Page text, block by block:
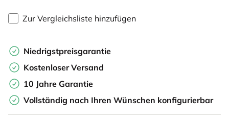
Zur Vergleichsliste hinzufügen
Niedrigstpreisgarantie
Kostenloser Versand
10 Jahre Garantie
Vollständig nach Ihren Wünschen konfigurierbar